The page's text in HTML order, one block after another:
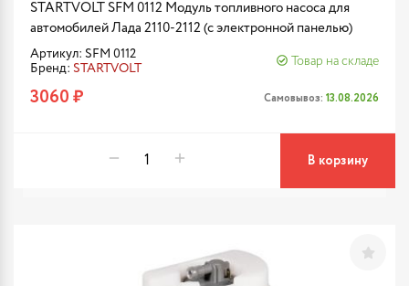
STARTVOLT SFM 0112 Модуль топливного насоса для
автомобилей Лада 2110-2112 (с электронной панелью)
Артикул: SFM 0112
Бренд: STARTVOLT
Товар на складе
3060 ₽ Самовывоз: 13.08.2026
В корзину